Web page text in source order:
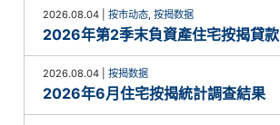
2026.08.04 |按市动态,按揭数据
2026年第2季末負資產住宅按揭貸款
2026.08.04 |按揭数据
2026年6月住宅按揭統計調查結果